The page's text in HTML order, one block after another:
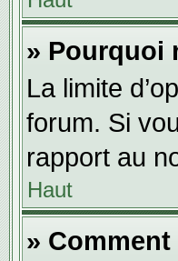
» Pourquoi
La limite
forum. Si
rapport au
Haut
»